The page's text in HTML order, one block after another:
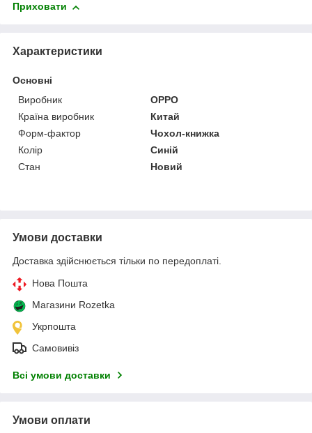
Приховати
Характеристики
Основні
Виробник
OPPO
Країна виробник
Китай
Форм-фактор
Чохол-книжка
Колір
Синій
Стан
Новий
Умови доставки
Доставка здійснюється тільки по передоплаті.
Нова Пошта
Магазини Rozetka
Укрпошта
Самовивіз
Всі умови доставки
Умови оплати